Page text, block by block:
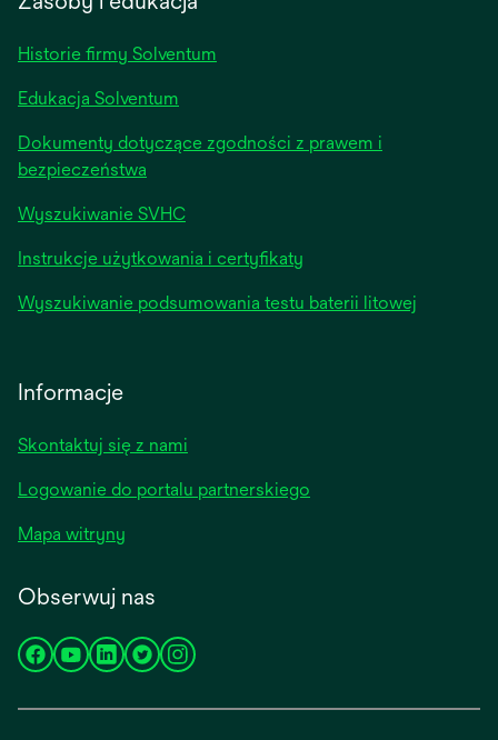
tab
Historie firmy Solventum
Edukacja Solventum
Dokumenty dotyczące zgodności z prawem i
bezpieczeństwa
Wyszukiwanie SVHC
Instrukcje użytkowania i certyfikaty
Wyszukiwanie podsumowania testu baterii litowej
Informacje
Skontaktuj się z nami
Logowanie do portalu partnerskiego
Mapa witryny
Obserwuj nas
opensopensopensopensopens